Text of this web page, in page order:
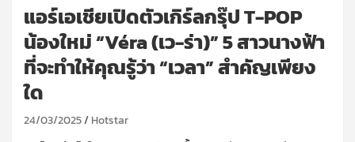
แอร์เอเชียเปิดตัวเกิร์ลกรุ๊ป T-POP
น้องใหม่ “Véra (เว-ร่า)” 5 สาวนางฟ้า
ที่จะทำให้คุณรู้ว่า “เวลา” สำคัญเพียง
ใด
24/03/2025 Hotstar